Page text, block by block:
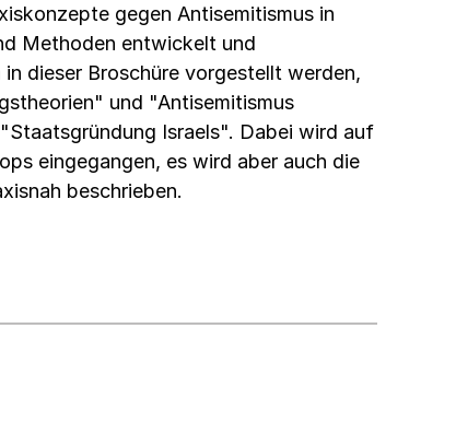
gegen Antisemitismus in
Methoden entwickelt und
dieser Broschüre vorgestellt werden,
und "Antisemitismus
Israels". Dabei wird auf
eingegangen, es wird aber auch die
beschrieben.